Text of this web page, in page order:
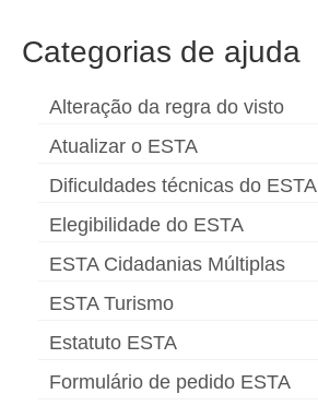
Categorias de ajuda
Alteração da regra do visto
Atualizar o ESTA
Dificuldades técnicas do ESTA
Elegibilidade do ESTA
ESTA Cidadanias Múltiplas
ESTA Turismo
Estatuto ESTA
Formulário de pedido ESTA